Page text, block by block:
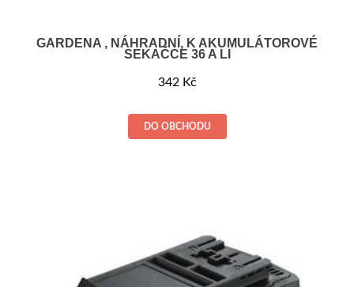
GARDENA , NÁHRADNÍ, K AKUMULÁTOROVÉ
SEKAČCE 36 A LI
342 Kč
DO OBCHODU